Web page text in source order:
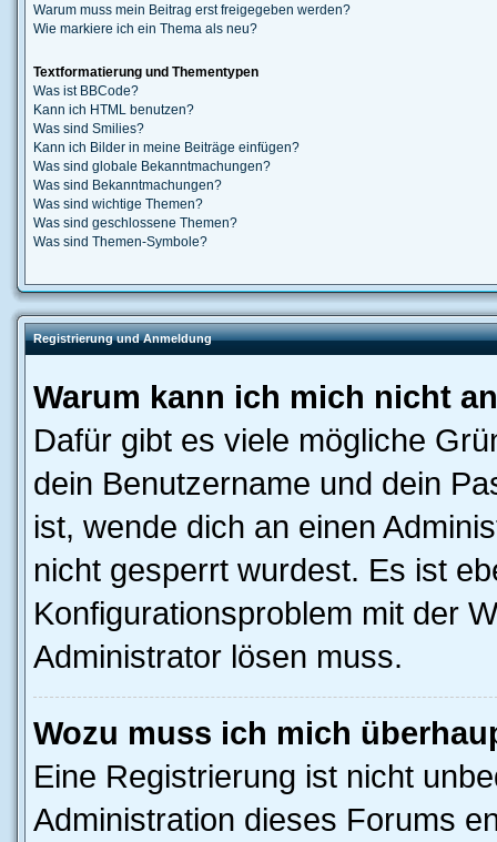
Warum muss mein Beitrag erst freigegeben werden?
Wie markiere ich ein Thema als neu?
Textformatierung und Thementypen
Was ist BBCode?
Kann ich HTML benutzen?
Was sind Smilies?
Kann ich Bilder in meine Beiträge einfügen?
Was sind globale Bekanntmachungen?
Was sind Bekanntmachungen?
Was sind wichtige Themen?
Was sind geschlossene Themen?
Was sind Themen-Symbole?
Registrierung und Anmeldung
Warum kann ich mich nicht
Dafür gibt es viele mögliche
dein Benutzername und dein
ist, wende dich an einen
nicht gesperrt wurdest. Es ist
Konfigurationsproblem mit der
Administrator lösen muss.
Wozu muss ich mich
Eine Registrierung ist nicht
Administration dieses Forums